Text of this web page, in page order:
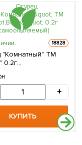
18828
"Комнатный" ТМ
0.2г
+
КУПИТЬ